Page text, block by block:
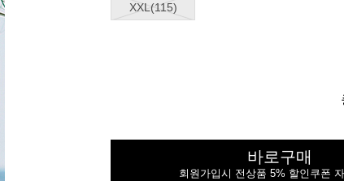
XXL(115)
바로구매
회원가입시 전상품 5% 할인쿠폰